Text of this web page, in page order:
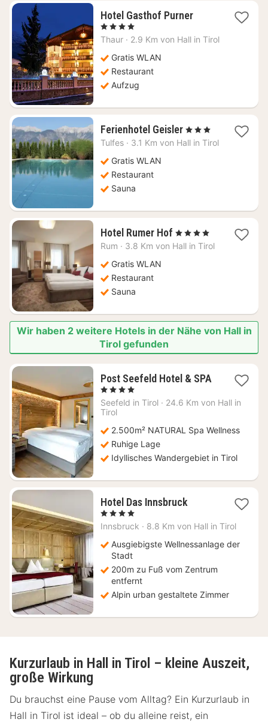
Hotel Gasthof Purner1
ab
, 4 Sterne
Thaur · 2.9 Km von Hall in Tirol
Gratis WLAN
Restaurant
Aufzug
Ferienhotel Geisler1
Nacht
, 3 Sterne
Tulfes · 3.1 Km von Hall in Tirol
Gratis WLAN
Restaurant
Sauna
Hotel Rumer Hof 1
Nacht
, 4 Sterne
Rum · 3.8 Km von Hall in Tirol
Gratis WLAN
Restaurant
Sauna
Wir haben 2 weitere Hotels in der Nähe von Hall in
Tirol gefunden
Post Seefeld Hotel & SPA
1
Nacht
ab
€
, 4 Sterne
Seefeld in Tirol · 24.6 Km von Hall in
Tirol
2.500m² NATURAL Spa Wellness
Ruhige Lage
Idyllisches Wandergebiet in Tirol
Hotel Das Innsbruck2
ab
€
, 4 Sterne
Innsbruck · 8.8 Km von Hall in Tirol
Ausgiebigste Wellnessanlage der
Stadt
200m zu Fuß vom Zentrum
entfernt
Alpin urban gestaltete Zimmer
Kurzurlaub in Hall in Tirol – kleine Auszeit,
große Wirkung
Du brauchst eine Pause vom Alltag? Ein Kurzurlaub in
Hall in Tirol ist ideal – ob du alleine reist, ein